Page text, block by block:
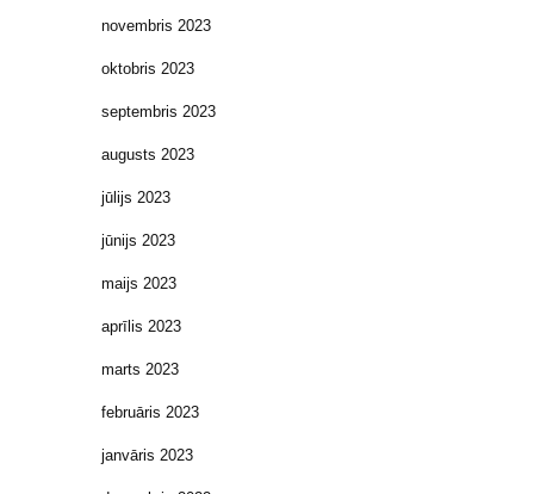
novembris 2023
oktobris 2023
septembris 2023
augusts 2023
jūlijs 2023
jūnijs 2023
maijs 2023
aprīlis 2023
marts 2023
februāris 2023
janvāris 2023